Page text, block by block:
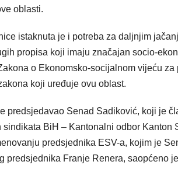
oblasti.
istaknuta je i potreba za daljnjim
propisa koji imaju značajan socio-
o Ekonomsko-socijalnom vijeću
koji uređuje ovu oblast.
predsjedavao Senad Sadiković, koji je
sindikata BiH – Kantonalni odbor
predsjednika ESV-a, kojim je
predsjednika Franje Renera, saopćeno